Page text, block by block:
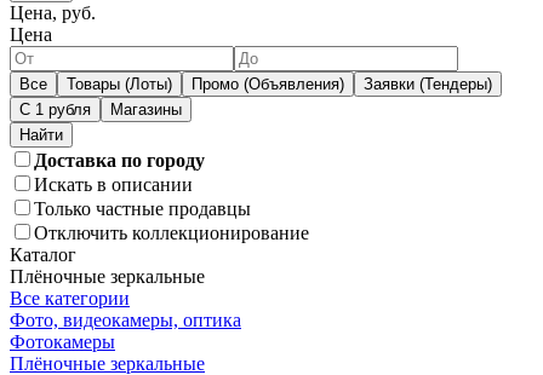
Цена, руб.
Цена
Все Товары (Лоты) Промо (Объявления)
Заявки (Тендеры)
С 1 рубля
Магазины
Доставка по городу
Искать в описании
Только частные продавцы
Отключить коллекционирование
Каталог
Плёночные зеркальные
Все категории
Фото, видеокамеры, оптика
Фотокамеры
Плёночные зеркальные